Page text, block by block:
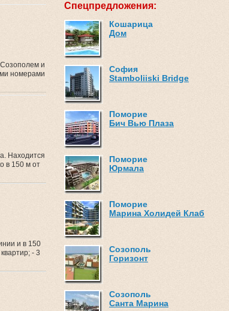
и
номерами
Находится
в 150 м от
и в 150
- 3
Спецпредложения:
Кошарица
Дом
София
Stamboliiski Bridge
Поморие
Бич Вью Плаза
Поморие
Юрмала
Поморие
Марина Холидей Клаб
Созополь
Горизонт
Созополь
Санта Марина